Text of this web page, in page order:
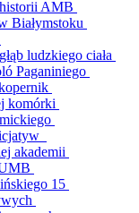
historii AMB
Białymstoku
ludzkiego ciała
Paganiniego
komórki
akademii
15